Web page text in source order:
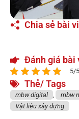
Chia sẻ bài
Đánh giá bài
5/
Thẻ/ Tags
mbw digital mbw
Vật liệu xây dựng